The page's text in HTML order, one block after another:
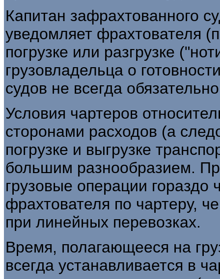
Капитан зафрахтованного
уведомляет фрахтователя
погрузке или разгрузке
грузовладельца о
судов не всегда
Условия чартеров
сторонами расходов (а
погрузке и выгрузке
большим разнообразием.
грузовые операции
фрахтователя по чартеру,
при линейных перевозках.
Время, полагающееся на
всегда устанавливается в